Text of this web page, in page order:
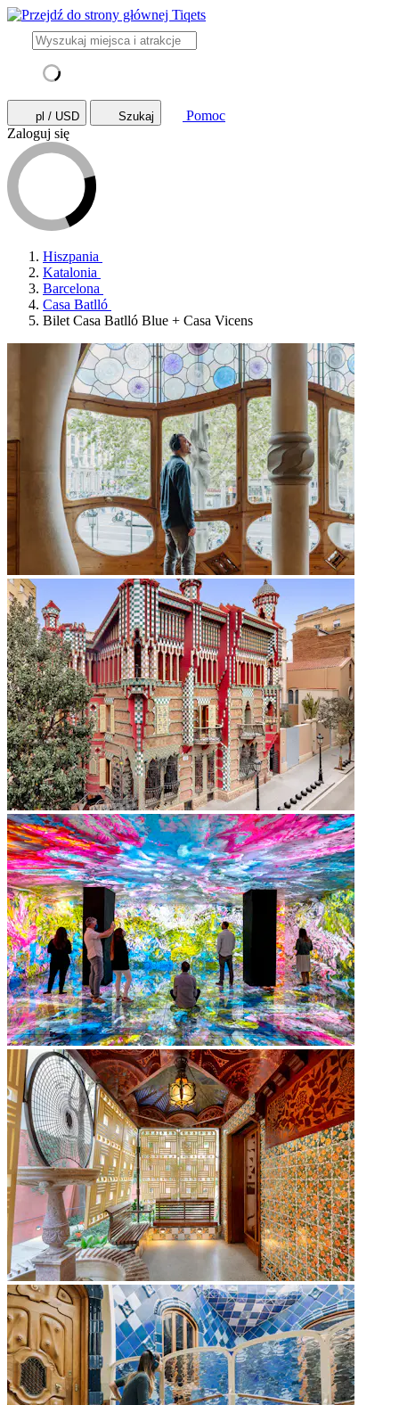
pl / USD Szukaj
Pomoc
Zaloguj się
Hiszpania
Katalonia
Barcelona
Casa Batlló
Bilet Casa Batlló Blue + Casa Vicens